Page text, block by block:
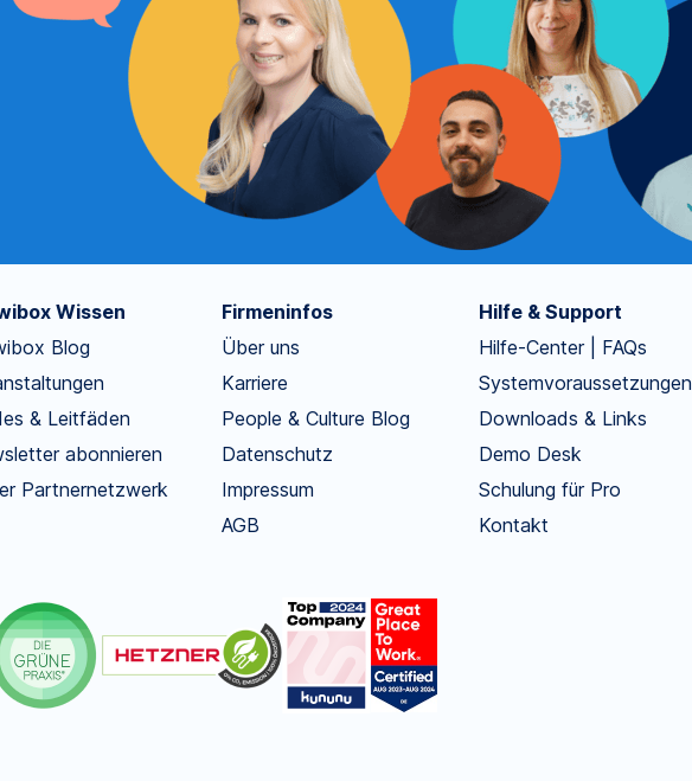
Wissen
Blog
& Leitfäden
abonnieren
Partnernetzwerk
Firmeninfos
Über uns
Karriere
People & Culture Blog
Datenschutz
Impressum
AGB
Hilfe & Support
Hilfe-Center | FAQs
Systemvoraussetzungen
Downloads & Links
Demo Desk
Schulung für Pro
Kontakt